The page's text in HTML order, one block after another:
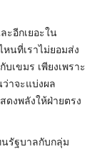
ะอีกเยอะใน
นที่เราไม่ยอมส่ง
เขมร เพียงเพราะ
าจะแบ่งผล
ดงพลังให้ฝ่ายตรง
นรัฐบาลกับกลุ่ม